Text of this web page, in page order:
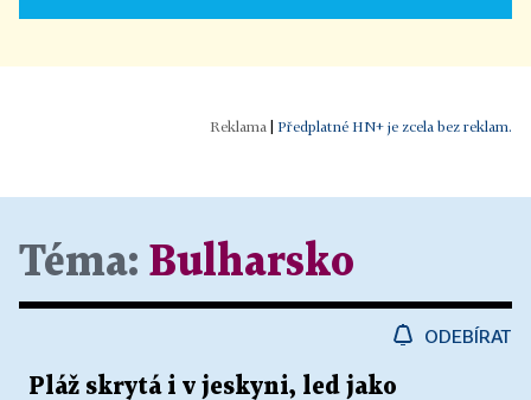
| Předplatné HN+ je zcela bez reklam.
Téma: Bulharsko
ODEBÍRAT
Pláž skrytá i v jeskyni, led jako